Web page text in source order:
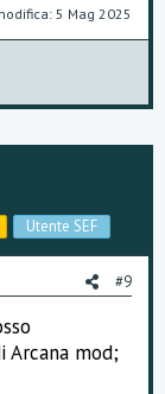
5 Mag 2025
Utente SEF
#9
mod;